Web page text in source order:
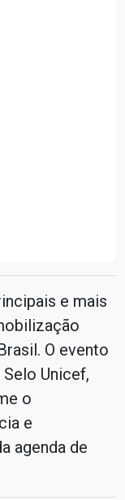
e mais
O evento
Unicef,
o
e
agenda de